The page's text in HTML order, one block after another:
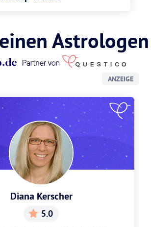
Astrologen
ANZEIGE
Diana Kerscher
5.0